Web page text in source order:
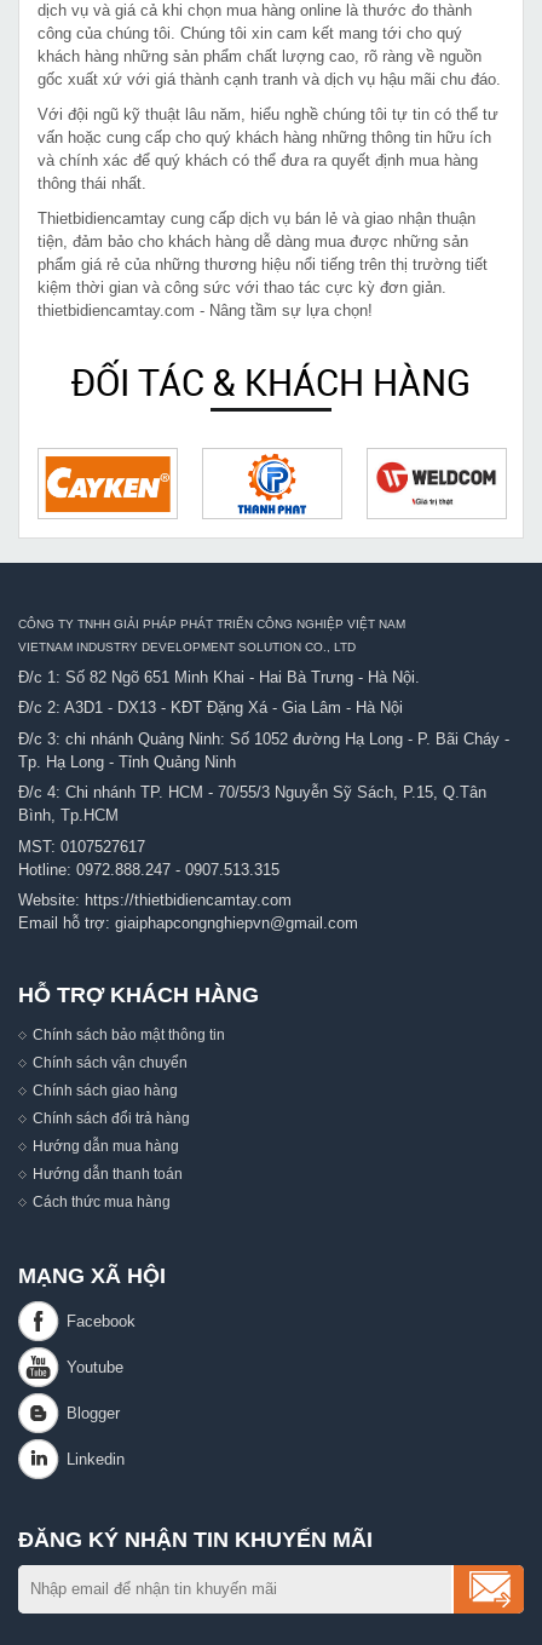
dịch vụ và giá cả khi chọn mua hàng online là thước đo thành
công của chúng tôi. Chúng tôi xin cam kết mang tới cho quý
khách hàng những sản phẩm chất lượng cao, rõ ràng về nguồn
gốc xuất xứ với giá thành cạnh tranh và dịch vụ hậu mãi chu đáo.
Với đội ngũ kỹ thuật lâu năm, hiểu nghề chúng tôi tự tin có thể tư
vấn hoặc cung cấp cho quý khách hàng những thông tin hữu ích
và chính xác để quý khách có thể đưa ra quyết định mua hàng
thông thái nhất.
Thietbidiencamtay cung cấp dịch vụ bán lẻ và giao nhận thuận
tiện, đảm bảo cho khách hàng dễ dàng mua được những sản
phẩm giá rẻ của những thương hiệu nổi tiếng trên thị trường tiết
kiệm thời gian và công sức với thao tác cực kỳ đơn giản.
thietbidiencamtay.com - Nâng tầm sự lựa chọn!
ĐỐI TÁC & KHÁCH HÀNG
CÔNG TY TNHH GIẢI PHÁP PHÁT TRIỂN CÔNG NGHIỆP VIỆT NAM
VIETNAM INDUSTRY DEVELOPMENT SOLUTION CO., LTD
Đ/c 1: Số 82 Ngõ 651 Minh Khai - Hai Bà Trưng - Hà Nội.
Đ/c 2: A3D1 - DX13 - KĐT Đặng Xá - Gia Lâm - Hà Nội
Đ/c 3: chi nhánh Quảng Ninh: Số 1052 đường Hạ Long - P. Bãi Cháy -
Tp. Hạ Long - Tỉnh Quảng Ninh
Đ/c 4: Chi nhánh TP. HCM - 70/55/3 Nguyễn Sỹ Sách, P.15, Q.Tân
Bình, Tp.HCM
MST: 0107527617
Hotline: 0972.888.247 - 0907.513.315
Website: https://thietbidiencamtay.com
Email hỗ trợ: giaiphapcongnghiepvn@gmail.com
HỖ TRỢ KHÁCH HÀNG
Chính sách bảo mật thông tin
Chính sách vận chuyển
Chính sách giao hàng
Chính sách đổi trả hàng
Hướng dẫn mua hàng
Hướng dẫn thanh toán
Cách thức mua hàng
MẠNG XÃ HỘI
ĐĂNG KÝ NHẬN TIN KHUYẾN MÃI